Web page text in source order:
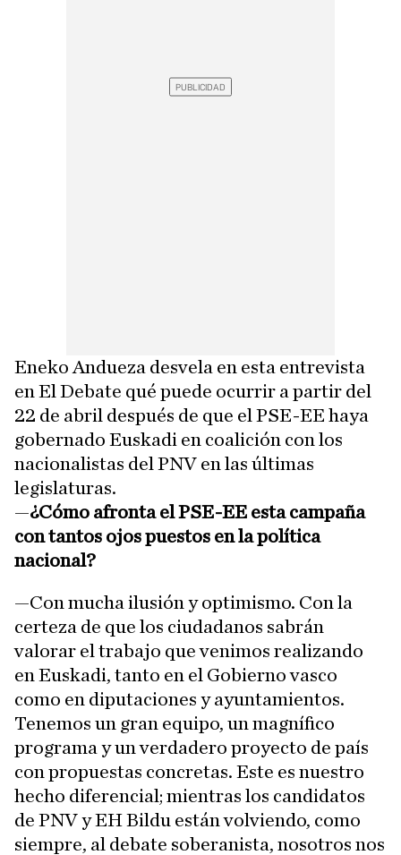
Eneko Andueza desvela en esta entrevista
en El Debate qué puede ocurrir a partir del
22 de abril después de que el PSE-EE haya
gobernado Euskadi en coalición con los
nacionalistas del PNV en las últimas
legislaturas.
—¿Cómo afronta el PSE-EE esta campaña
con tantos ojos puestos en la política
nacional?
—Con mucha ilusión y optimismo. Con la
certeza de que los ciudadanos sabrán
valorar el trabajo que venimos realizando
en Euskadi, tanto en el Gobierno vasco
como en diputaciones y ayuntamientos.
Tenemos un gran equipo, un magnífico
programa y un verdadero proyecto de país
con propuestas concretas. Este es nuestro
hecho diferencial; mientras los candidatos
de PNV y EH Bildu están volviendo, como
siempre, al debate soberanista, nosotros nos